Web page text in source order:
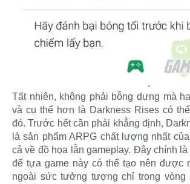
Tất nhiên, không phải bỗng dưng mà
và cụ thể hơn là Darkness Rises có
đó. Trước hết cần phải khẳng định,
là sản phẩm ARPG chất lượng nhất
cả về đồ họa lẫn gameplay. Đây chính là
để tựa game này có thể tạo nên được
ngoài sức tưởng tượng chỉ trong vòng